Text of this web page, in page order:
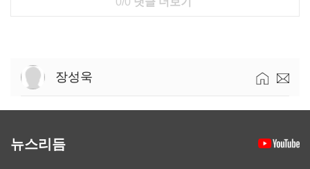
장성욱
뉴스리듬